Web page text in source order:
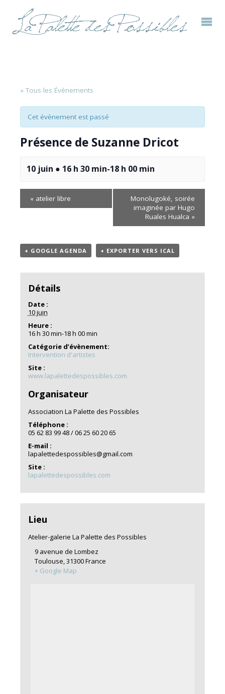
« Tous les Évènements
Cet évènement est passé
Présence de Suzanne Dricot
10 juin ● 16 h 30 min-18 h 00 min
« atelier libre
Monolugoké, soirée
imaginée par Hugo
Ruales Hualca »
+ GOOGLE AGENDA + EXPORTER VERS ICAL
Détails
Date :
10 juin
Heure :
16 h 30 min-18 h 00 min
Catégorie d’évènement:
Intervention d'artistes
Site :
www.lapalettedespossibles.com
Organisateur
Association La Palette des Possibles
Téléphone :
05 62 83 99 48 / 06 25 60 20 65
E-mail :
lapalettedespossibles@gmail.com
Site :
lapalettedespossibles.com
Lieu
Atelier-galerie La Palette des Possibles
9 avenue de Lombez
Toulouse,31300France
+ Google Map